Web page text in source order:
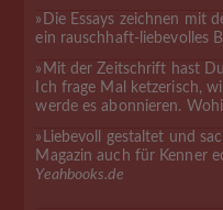
»Die Essays zeichnen mit
ein rauschhaft-liebevolles
»Mit der Zeitschrift hast
Ich frage Mal ketzerisch,
werde es abonnieren.
»Liebevoll gestaltet und
Magazin auch für Kenner
Yeahbooks.de